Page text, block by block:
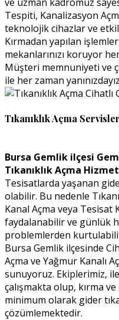
Tespiti, Kanalizasyon
teknolojik cihazlar ve
Kırmadan yapılan
mekanlarınızı koruyor
Müşteri memnuniyeti ve
ile her zaman
Tıkanıklık Açma
Bursa Gemlik ilçesi
Tıkanıklık Açma
Tesisatlarda yaşanan
olabilir. Bu nedenle
Kanal Açma veya
faydalanabilir ve günlük
problemlerden
Bursa Gemlik ilçesinde
Açma ve Yağmur Kanalı
sunuyoruz. Ekiplerimiz,
çalışmakta olup, kırma
minimum olarak gider
çözümlemektedir.